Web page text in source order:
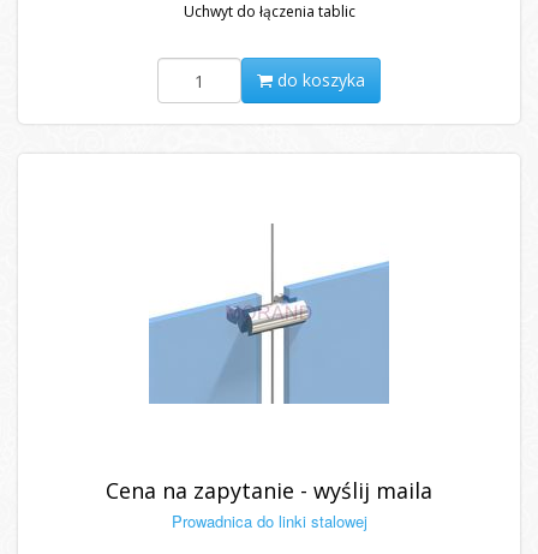
Uchwyt do łączenia tablic
do koszyka
Cena na zapytanie - wyślij maila
Prowadnica do linki stalowej